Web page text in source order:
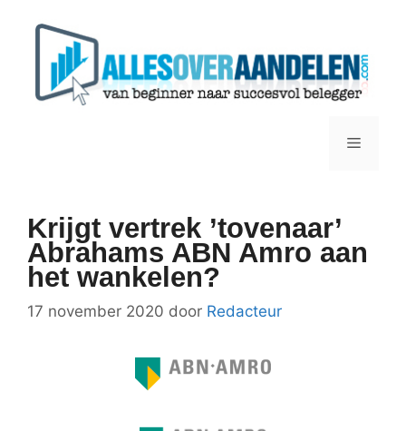
Menu
Krijgt vertrek ’tovenaar’
Abrahams ABN Amro aan
het wankelen?
17 november 2020 door Redacteur